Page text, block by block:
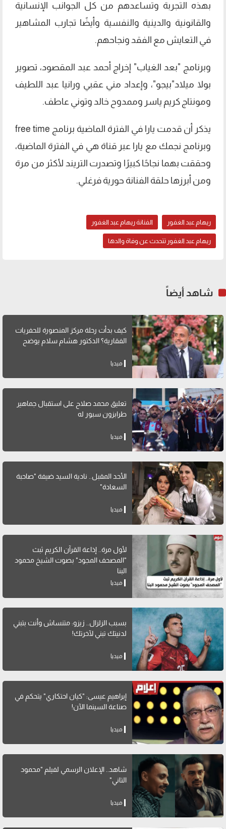
بهذه التجربة وتساعدهم من كل الجوانب الإنسانية
والقانونية والدينية والنفسية وأيضًا تجارب المشاهير
في التعايش مع الفقد ونجاحهم.
وبرنامج "بعد الغياب" إخراج أحمد عبد المقصود، تصوير
بولا ميلاد"بيجو"، وإعداد مني عقبي ورانيا عبد اللطيف
ومونتاج كريم ياسر وممدوح خالد وتوني عاطف.
يذكر أن قدمت يارا في الفترة الماضية برنامج free time
وبرنامج نجمك مع يارا عبر قناة هي في الفترة الماضية،
وحققت بهما نجاحًا كبيرًا وتصدرت التريند لأكثر من مرة
ومن أبرزها حلقة الفنانة حورية فرغلي.
ريهام عبد الغفور الفنانة ريهام عبد الغفور
ريهام عبد الغفور تتحدث عن وفاة والدها
شاهد أيضاً
كيف بدأت رحلة مركز المنصورة للحفريات
الفقارية؟ الدكتور هشام سلام يوضح
ميديا
تعليق محمد صلاح على استقبال جماهير
طرابزون سبور له
ميديا
الأحد المقبل.. نادية السيد ضيفة "صاحبة
السعادة"
ميديا
لأول مرة.. إذاعة القرآن الكريم ثبث
"المصحف المجود" بصوت الشيخ محمود
البنا
ميديا
بسبب الزلزال.. زيزو: متنساش وأنت بتبني
لدنيتك تبني لآخرتك!
ميديا
إبراهيم عيسى: "كيان احتكاري" يتحكم في
صناعة السينما الآن!
ميديا
شاهد.. الإعلان الرسمي لفيلم "محمود
التاني"
ميديا